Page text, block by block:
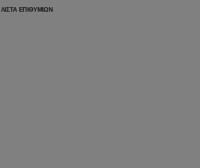
ΕΠΙΘΥΜΙΏΝ